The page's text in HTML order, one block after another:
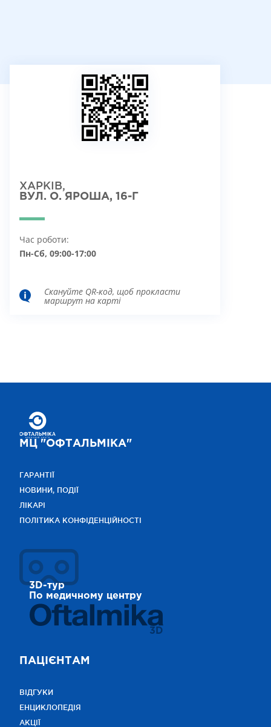
ХАРКІВ,
ВУЛ. О. ЯРОША, 16-Г
Час роботи:
Пн-Сб, 09:00-17:00
Скануйте QR-код, щоб прокласти
маршрут на карті
МЦ "ОФТАЛЬМІКА"
ГАРАНТІЇ
НОВИНИ, ПОДІЇ
ЛІКАРІ
ПОЛІТИКА КОНФІДЕНЦІЙНОСТІ
3D-тур
По медичному центру
3D
ПАЦІЄНТАМ
ВІДГУКИ
ЕНЦИКЛОПЕДІЯ
АКЦІЇ